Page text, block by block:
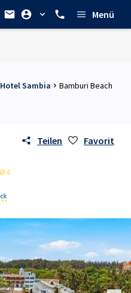
Menü
Hotel Sambia Bamburi Beach
Teilen Favorit